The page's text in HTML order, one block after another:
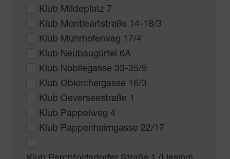
Klub Mildeplatz 7
Klub Montleartstraße 14-18/3
Klub Muhrhoferweg 17/4
Klub Neubaugürtel 6A
Klub Nobilegasse 33-35/5
Klub Obkirchergasse 16/3
Klub Oeverseestraße 1
Klub Pappelweg 4
Klub Pappenheimgasse 22/17